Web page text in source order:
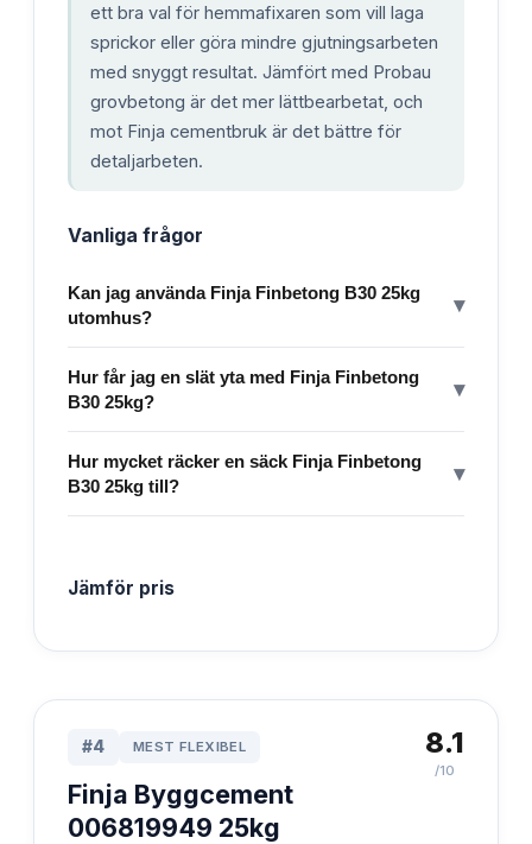
ett bra val för hemmafixaren som vill laga
sprickor eller göra mindre gjutningsarbeten
med snyggt resultat. Jämfört med Probau
grovbetong är det mer lättbearbetat, och
mot Finja cementbruk är det bättre för
detaljarbeten.
Vanliga frågor
Kan jag använda Finja Finbetong B30 25kg
utomhus?
▾
Hur får jag en slät yta med Finja Finbetong
B30 25kg?
▾
Hur mycket räcker en säck Finja Finbetong
B30 25kg till?
▾
Jämför pris
#4 MEST FLEXIBEL
Finja Byggcement
006819949 25kg
8.1
/10